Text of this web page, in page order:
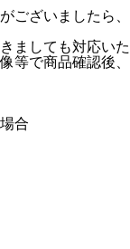
ございましたら
ましても対応い
等で商品確認後
合